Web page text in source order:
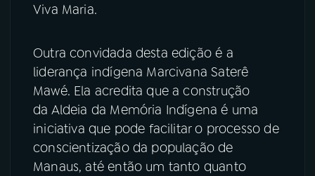
Viva Maria.
Outra convidada desta edição é a
liderança indígena Marcivana Saterê
Mawé. Ela acredita que a construção
da Aldeia da Memória Indígena é uma
iniciativa que pode facilitar o processo de
conscientização da população de
Manaus, até então um tanto quanto